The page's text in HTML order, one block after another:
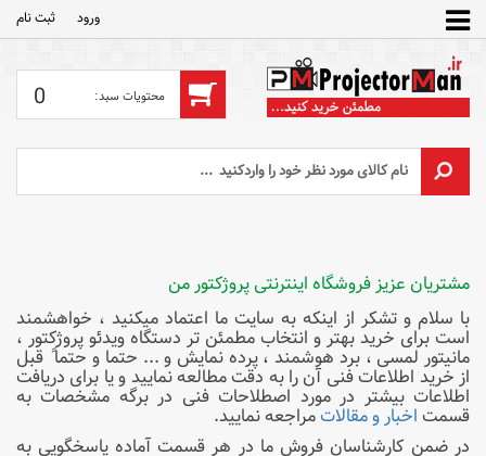
ورود ثبت‌ نام
0
مشتریان عزیز فروشگاه اینترنتی پروژکتور من
با سلام و تشکر از اینکه به سایت ما اعتماد میکنید ، خواهشمند
است برای خرید بهتر و انتخاب مطمئن تر دستگاه ویدئو پروژکتور ،
مانیتور لمسی ، برد هوشمند ، پرده نمایش و ... حتما و حتما ً قبل
از خرید اطلاعات فنی آن را به دقت مطالعه نمایید و یا برای دریافت
اطلاعات بیشتر در مورد اصطلاحات فنی در برگه مشخصات به
قسمت اخبار و مقالاتمراجعه نمایید.
در ضمن کارشناسان فروش ما در هر قسمت آماده پاسخگویی به